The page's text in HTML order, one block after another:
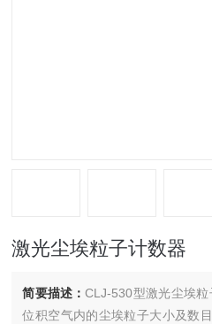
激光尘埃粒子计数器
简要描述：CLJ-530型激光尘埃
位积空气内的尘埃粒子大小及数